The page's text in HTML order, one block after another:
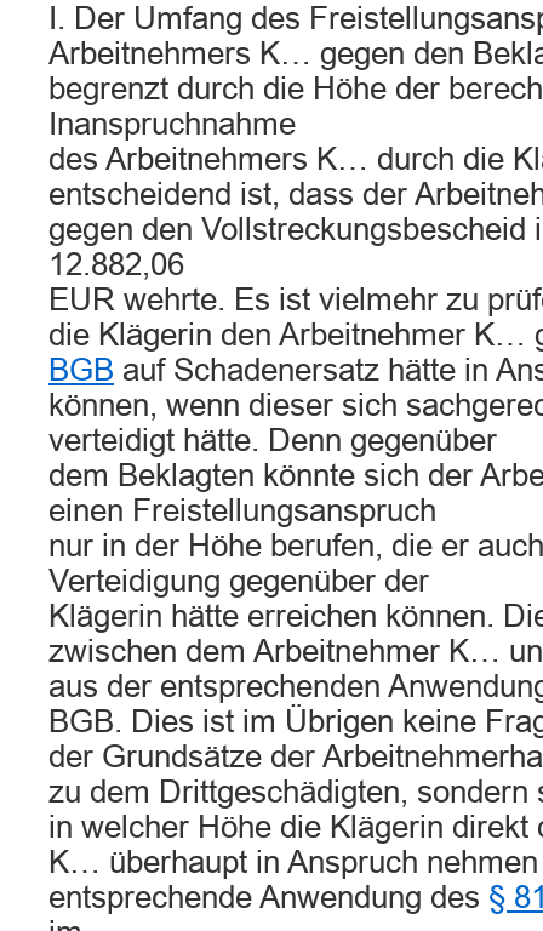
I. Der Umfang des
Arbeitnehmers K… gegen den
begrenzt durch die Höhe der
Inanspruchnahme
des Arbeitnehmers K… durch die
entscheidend ist, dass der
gegen den Vollstreckungsbescheid
12.882,06
EUR wehrte. Es ist vielmehr zu
die Klägerin den Arbeitnehmer K…
BGB auf Schadenersatz hätte in
können, wenn dieser sich
verteidigt hätte. Denn gegenüber
dem Beklagten könnte sich der
einen Freistellungsanspruch
nur in der Höhe berufen, die er
Verteidigung gegenüber der
Klägerin hätte erreichen können.
zwischen dem Arbeitnehmer K…
aus der entsprechenden
BGB. Dies ist im Übrigen keine
der Grundsätze der
zu dem Drittgeschädigten, sondern
in welcher Höhe die Klägerin direkt
K… überhaupt in Anspruch
entsprechende Anwendung des §